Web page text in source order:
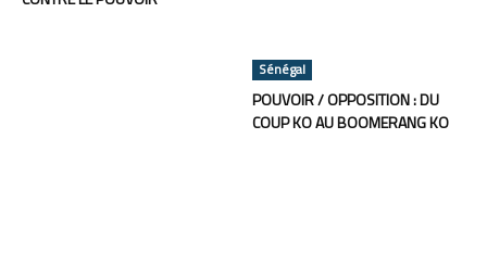
Sénégal
POUVOIR / OPPOSITION : DU
COUP KO AU BOOMERANG KO